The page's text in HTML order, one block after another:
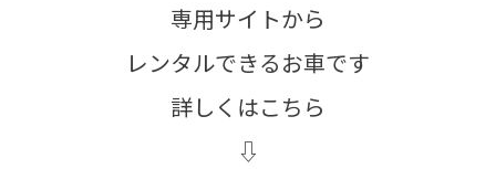
専用サイトから
レンタルできるお車です
詳しくはこちら
⇩